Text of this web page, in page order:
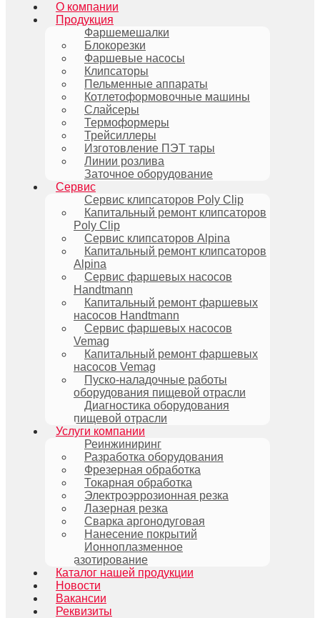
О компании
Продукция
Фаршемешалки
Блокорезки
Фаршевые насосы
Клипсаторы
Пельменные аппараты
Котлетоформовочные машины
Слайсеры
Термоформеры
Трейсиллеры
Изготовление ПЭТ тары
Линии розлива
Заточное оборудование
Сервис
Сервис клипсаторов Poly Clip
Капитальный ремонт клипсаторов
Poly Clip
Сервис клипсаторов Alpina
Капитальный ремонт клипсаторов
Alpina
Сервис фаршевых насосов
Handtmann
Капитальный ремонт фаршевых
насосов Handtmann
Сервис фаршевых насосов
Vemag
Капитальный ремонт фаршевых
насосов Vemag
Пуско-наладочные работы
оборудования пищевой отрасли
Диагностика оборудования
пищевой отрасли
Услуги компании
Реинжиниринг
Разработка оборудования
Фрезерная обработка
Токарная обработка
Электроэррозионная резка
Лазерная резка
Сварка аргонодуговая
Нанесение покрытий
Ионноплазменное
азотирование
Каталог нашей продукции
Новости
Вакансии
Реквизиты